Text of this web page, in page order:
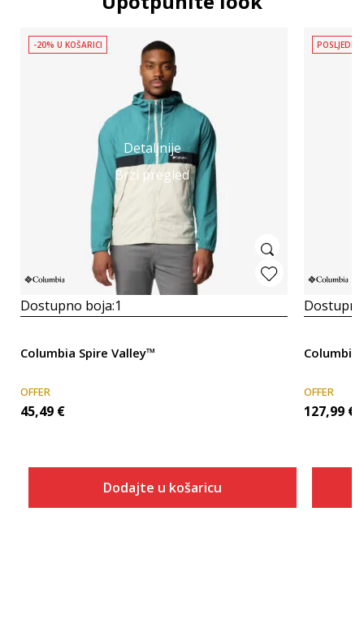
Detaljnije
Brzi pregled
-20% U KOŠARICI
Dostupno boja:1
Columbia Spire Valley™
OFFER
45,49 €
Dodajte u košaricu
OFFER
127,99 €